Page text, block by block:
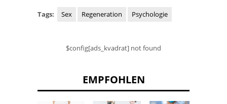
Tags: Sex Regeneration Psychologie
$config[ads_kvadrat] not found
EMPFOHLEN